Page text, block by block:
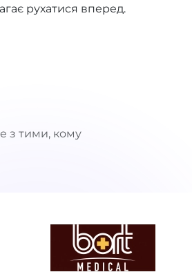
рухатися вперед.
з тими, кому